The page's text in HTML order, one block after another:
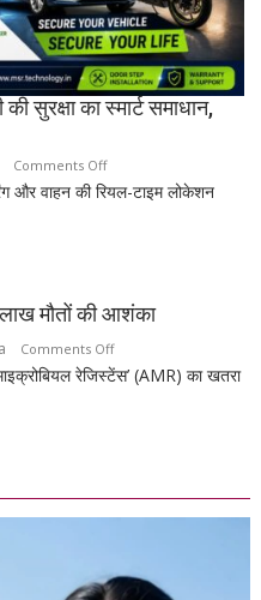
पांडुलिपि
सहित
38
दुर्लभ
सुरक्षा का स्मार्ट समाधान,
Comments Offon
MSR
सुरक्षा
का
स्मार्ट
में
और वाहन की रियल-टाइम लोकेशन
मौतों की आशंका
Comments Offon
सुपरबग
तक
मौतों
रेजिस्टेंस’ (AMR) का खतरा